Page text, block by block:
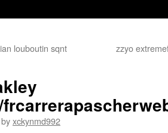
louboutin sqnt zzyo
byxckynmd992